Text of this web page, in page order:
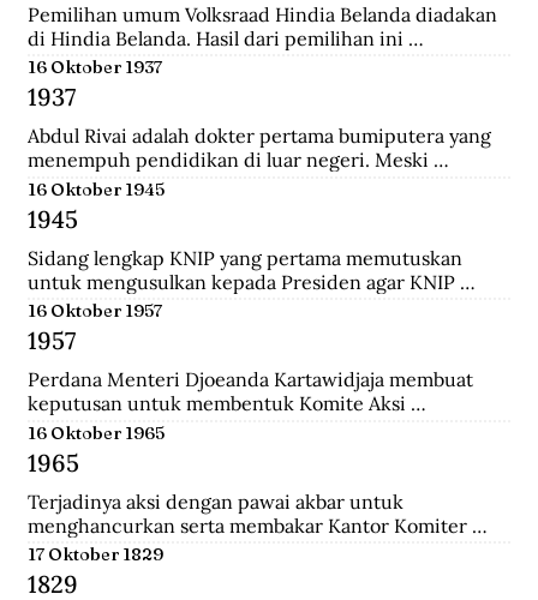
Pemilihan umum Volksraad Hindia Belanda diadakan
di Hindia Belanda. Hasil dari pemilihan ini
memberikan kemenangan kepada Perkumpulan
Pembebasan Hindia Belanda yang mengalahkan Partai
Etika Kristen Protestan dan Partai Katolik Hindia.
16 Oktober 1937
1937
Abdul Rivai adalah dokter pertama bumiputera yang
menempuh pendidikan di luar negeri. Meski
menempuh pendidikan dokter, ia rajin menulis dan
mengantarkannya menjadi jurnalis. Ia pernah
mendirikan Pewarta Wolanda, sebuah surat kabar
bebahasa melayu yang ia terbitkan di Belanda.
16 Oktober 1945
1945
Sidang lengkap KNIP yang pertama memutuskan
untuk mengusulkan kepada Presiden agar KNIP
diberi hak legislatif selama MPR dan DPR belum
terbentuk.
16 Oktober 1957
1957
Perdana Menteri Djoeanda Kartawidjaja membuat
keputusan untuk membentuk Komite Aksi
Pembebasan Irian Barat di tiap penjuru Indonesia. Di
Jakarta telah berlangsung demonstrasi pemuda yang
diikuti oleh 100.000 orang untuk menuntut
pembebasan Irian Barat.
16 Oktober 1965
1965
Terjadinya aksi dengan pawai akbar untuk
menghancurkan serta membakar Kantor Komiter
Daerah Besar PKI di Jalan Pahlawan, Surabaya.
17 Oktober 1829
1829